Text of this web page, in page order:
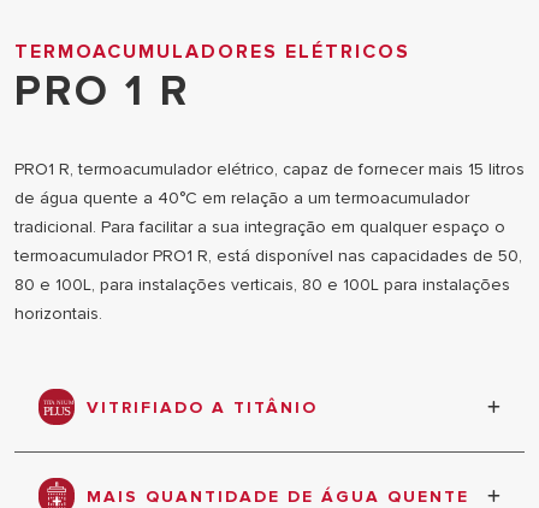
TERMOACUMULADORES ELÉTRICOS
PRO 1 R
PRO1 R, termoacumulador elétrico, capaz de fornecer mais 15 litros
de água quente a 40°C em relação a um termoacumulador
tradicional. Para facilitar a sua integração em qualquer espaço o
termoacumulador PRO1 R, está disponível nas capacidades de 50,
80 e 100L, para instalações verticais, 80 e 100L para instalações
horizontais.
VITRIFIADO A TITÂNIO
exclusiva tecnologia de vitrificado a titânio do
depósito com tratamento a 850°C
MAIS QUANTIDADE DE ÁGUA QUENTE